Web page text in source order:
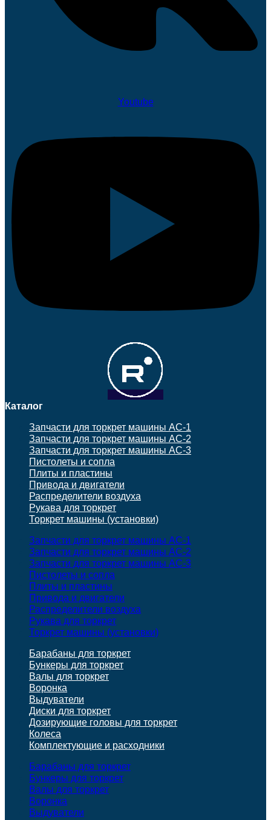
Youtube
Каталог
Запчасти для торкрет машины АС-1
Запчасти для торкрет машины АС-2
Запчасти для торкрет машины АС-3
Пистолеты и сопла
Плиты и пластины
Привода и двигатели
Распределители воздуха
Рукава для торкрет
Торкрет машины (установки)
Запчасти для торкрет машины АС-1
Запчасти для торкрет машины АС-2
Запчасти для торкрет машины АС-3
Пистолеты и сопла
Плиты и пластины
Привода и двигатели
Распределители воздуха
Рукава для торкрет
Торкрет машины (установки)
Барабаны для торкрет
Бункеры для торкрет
Валы для торкрет
Воронка
Выдуватели
Диски для торкрет
Дозирующие головы для торкрет
Колеса
Комплектующие и расходники
Барабаны для торкрет
Бункеры для торкрет
Валы для торкрет
Воронка
Выдуватели